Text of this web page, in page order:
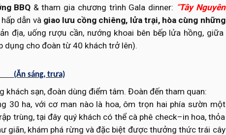
BBQ &tham gia chương trình Gala dinner: “Tây Nguyên
dẫn và giao lưu cồng chiêng, lửa trại, hòa cùng những
địa, uống rượu cần, nướng khoai bên bếp lửa hồng, giữa
dụng cho đoàn từ 40 khách trở lên).
(Ăn sáng, trưa)
khách sạn, đoàn dùng điểm tâm. Đoàn đến tham quan:
30 ha, với cơ man nào là hoa, ôm trọn hai phía sườn một
trùng, tại đây quý khách có thể cà phê check–in hoa, thỏa
giãn, khám phá rừng và đặc biệt được thưởng thức trái cây